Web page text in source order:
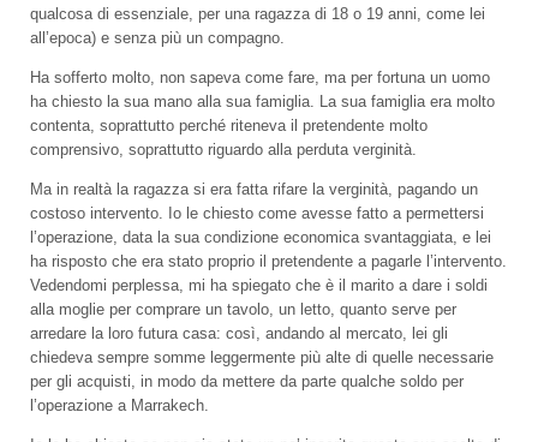
qualcosa di essenziale, per una ragazza di 18 o 19 anni, come lei
all’epoca) e senza più un compagno.
Ha sofferto molto, non sapeva come fare, ma per fortuna un uomo
ha chiesto la sua mano alla sua famiglia. La sua famiglia era molto
contenta, soprattutto perché riteneva il pretendente molto
comprensivo, soprattutto riguardo alla perduta verginità.
Ma in realtà la ragazza si era fatta rifare la verginità, pagando un
costoso intervento. Io le chiesto come avesse fatto a permettersi
l’operazione, data la sua condizione economica svantaggiata, e lei
ha risposto che era stato proprio il pretendente a pagarle l’intervento.
Vedendomi perplessa, mi ha spiegato che è il marito a dare i soldi
alla moglie per comprare un tavolo, un letto, quanto serve per
arredare la loro futura casa: così, andando al mercato, lei gli
chiedeva sempre somme leggermente più alte di quelle necessarie
per gli acquisti, in modo da mettere da parte qualche soldo per
l’operazione a Marrakech.